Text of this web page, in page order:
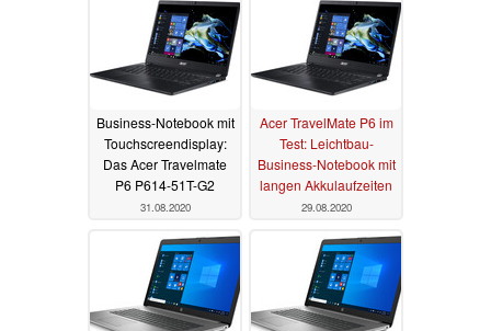
Business-Notebook mit
Touchscreendisplay:
Das Acer Travelmate
P6 P614-51T-G2
31.08.2020
Acer TravelMate P6 im
Test: Leichtbau-
Business-Notebook mit
langen Akkulaufzeiten
29.08.2020